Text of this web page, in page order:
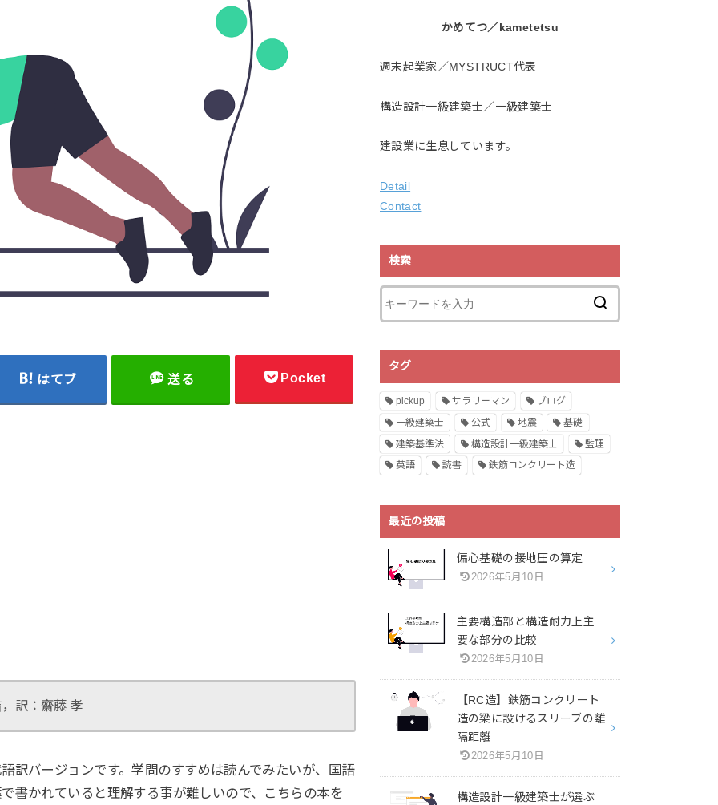
はてブ 送る Pocket
訳：齋藤 孝
訳バージョンです。学問のすすめは読んでみたいが、国語
書かれていると理解する事が難しいので、こちらの本を
かめてつ／kametetsu
週末起業家／MYSTRUCT代表
構造設計一級建築士／一級建築士
建設業に生息しています。
Detail
Contact
検索
タグ
pickup サラリーマン
ブログ
一級建築士
公式 地震
基礎
建築基準法
構造設計一級建築士
監理
英語
読書 鉄筋コンクリート造
最近の投稿
偏心基礎の接地圧の算定
2026年5月10日
主要構造部と構造耐力上主
要な部分の比較
2026年5月10日
【RC造】鉄筋コンクリート
造の梁に設けるスリーブの離
隔距離
2026年5月10日
構造設計一級建築士が選ぶ